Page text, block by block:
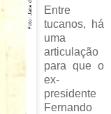
Entre
tucanos, há
uma
articulação
para que o
ex-
presidente
Fernando